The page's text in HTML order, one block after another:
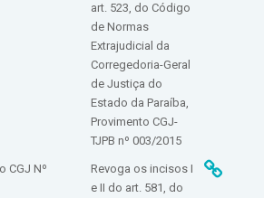
art. 523, do Código
de Normas
Extrajudicial da
Corregedoria-Geral
de Justiça do
Estado da Paraíba,
Provimento CGJ-
TJPB nº 003/2015
CGJ Nº
Revoga os incisos I
e II do art. 581, do